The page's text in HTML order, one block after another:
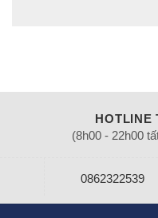
HOTLINE
(8h00 - 22h00
0862322539